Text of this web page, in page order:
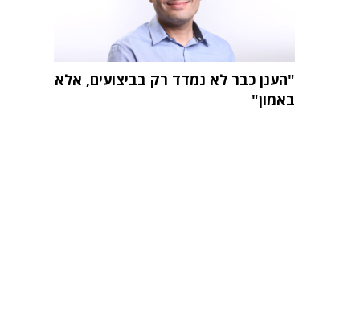
"הענן כבר לא נמדד רק בביצועים, אלא
באמון"